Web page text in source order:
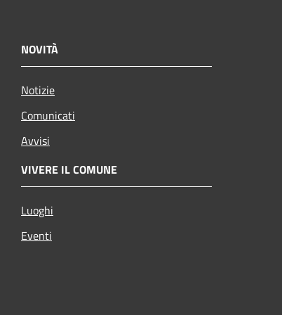
NOVITÀ
Notizie
Comunicati
Avvisi
VIVERE IL COMUNE
Luoghi
Eventi